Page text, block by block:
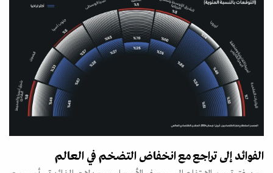
الفوائد إلى تراجع مع انخفاض التضخم في العالم